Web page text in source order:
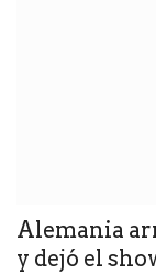
Alemania
y dejó el